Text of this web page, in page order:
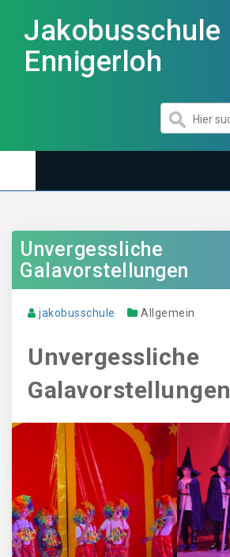
Jakobusschule
Ennigerloh
Unvergessliche
Galavorstellungen
jakobusschule Allgemein
Unvergessliche
Galavorstellungen